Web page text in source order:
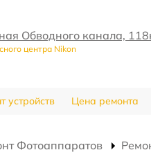
Обводного канала,
центра Nikon
устройств Цена ремонта
Фотоаппаратов